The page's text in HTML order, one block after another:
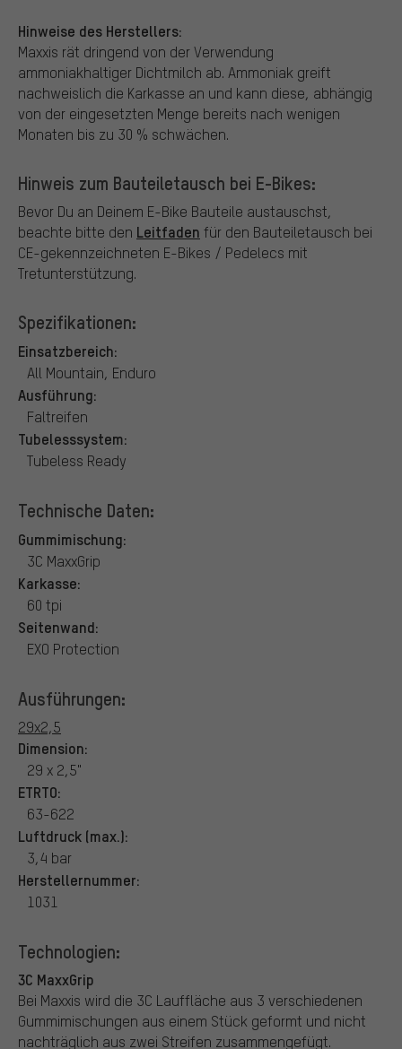
Hinweise des Herstellers:
Maxxis rät dringend von der Verwendung
ammoniakhaltiger Dichtmilch ab. Ammoniak greift
nachweislich die Karkasse an und kann diese, abhängig
von der eingesetzten Menge bereits nach wenigen
Monaten bis zu 30 % schwächen.
Hinweis zum Bauteiletausch bei E-Bikes:
Bevor Du an Deinem E-Bike Bauteile austauschst,
beachte bitte den Leitfaden für den Bauteiletausch bei
CE-gekennzeichneten E-Bikes / Pedelecs mit
Tretunterstützung.
Spezifikationen:
Einsatzbereich:
All Mountain, Enduro
Ausführung:
Faltreifen
Tubelesssystem:
Tubeless Ready
Technische Daten:
Gummimischung:
3C MaxxGrip
Karkasse:
60 tpi
Seitenwand:
EXO Protection
Ausführungen:
29x2,5
Dimension:
29 x 2,5"
ETRTO:
63-622
Luftdruck (max.):
3,4 bar
Herstellernummer:
1031
Technologien:
3C MaxxGrip
Bei Maxxis wird die 3C Lauffläche aus 3 verschiedenen
Gummimischungen aus einem Stück geformt und nicht
nachträglich aus zwei Streifen zusammengefügt.